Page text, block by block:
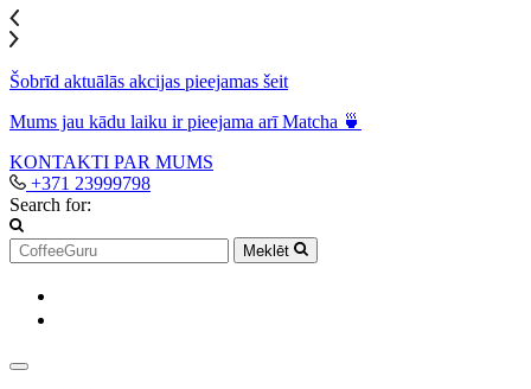
Šobrīd aktuālās akcijas pieejamas šeit
Mums jau kādu laiku ir pieejama arī Matcha 🍵
KONTAKTI PAR MUMS
+371 23999798
Search for:
Meklēt